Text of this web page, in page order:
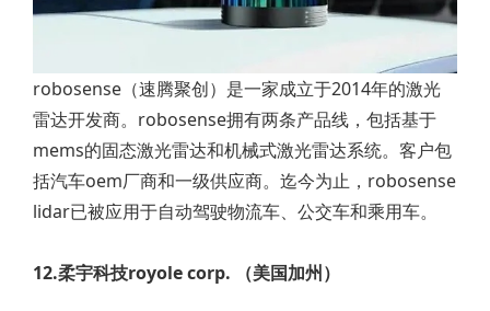
robosense（速腾聚创）是一家成立于2014年的激光
雷达开发商。robosense拥有两条产品线，包括基于
mems的固态激光雷达和机械式激光雷达系统。客户包
括汽车oem厂商和一级供应商。迄今为止，robosense
lidar已被应用于自动驾驶物流车、公交车和乘用车。
12.柔宇科技royole corp. （美国加州）